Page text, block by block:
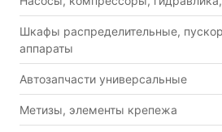
Шкафы распределительные,
аппараты
Автозапчасти универсальные
Метизы, элементы крепежа